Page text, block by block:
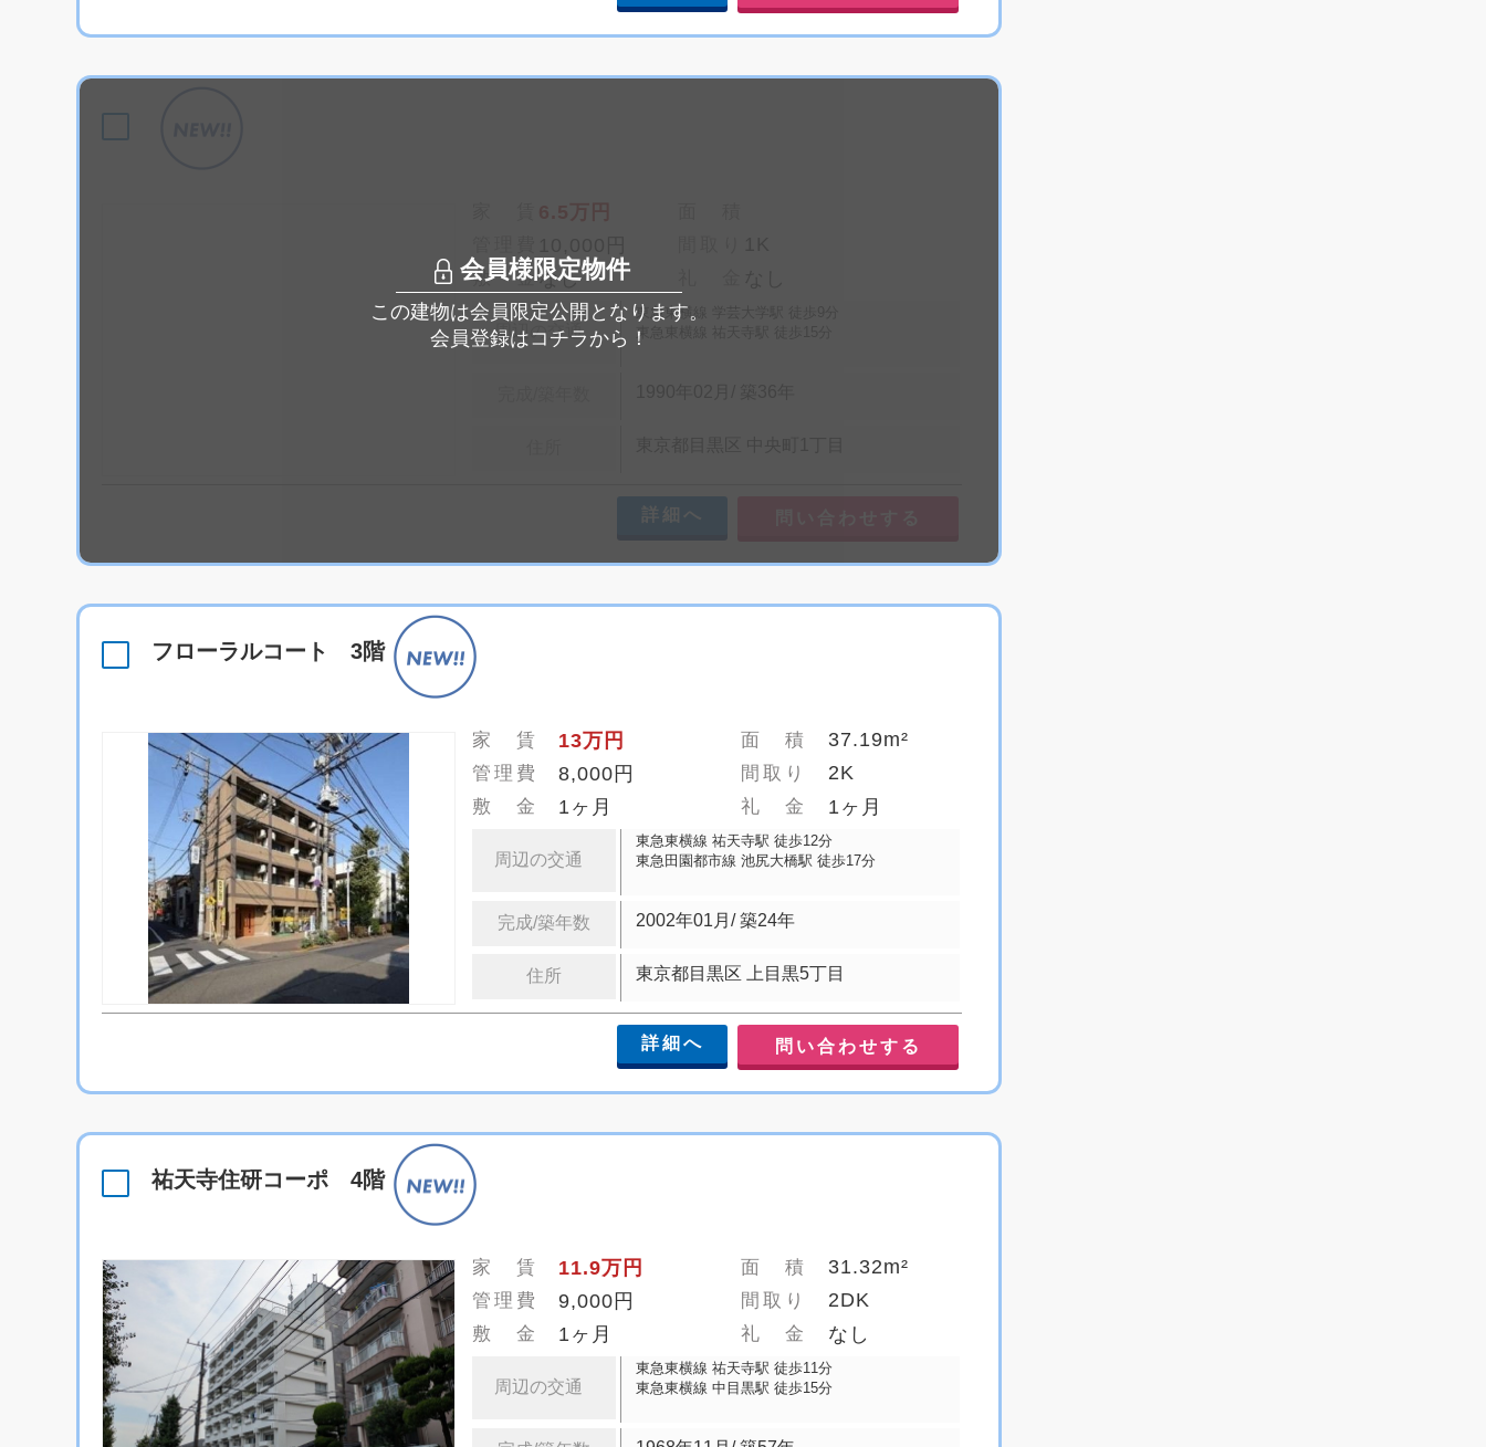
会員様限定物件
この建物は会員限定公開となります。
会員登録はコチラから！
敷 金なし
周辺の交通
東急東横線 学芸大学駅 徒歩9分
東急東横線 祐天寺駅 徒歩15分
詳細へ
フローラルコート 3階
家 賃 13万円 面 積 37.19m²
管理費 8,000円 間取り 2K
敷 金 1ヶ月 礼 金 1ヶ月
周辺の交通
東急東横線 祐天寺駅 徒歩12分
東急田園都市線 池尻大橋駅 徒歩17分
完成/築年数 2002年01月/ 築24年
住所 東京都目黒区 上目黒5丁目
詳細へ 問い合わせする
祐天寺住研コーポ 4階
家 賃 11.9万円 面 積 31.32m²
管理費 9,000円 間取り 2DK
敷 金 1ヶ月 礼 金 なし
周辺の交通
東急東横線 祐天寺駅 徒歩11分
東急東横線 中目黒駅 徒歩15分